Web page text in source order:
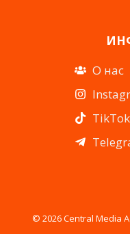
О нас
TikTok
© 2026 Central Media